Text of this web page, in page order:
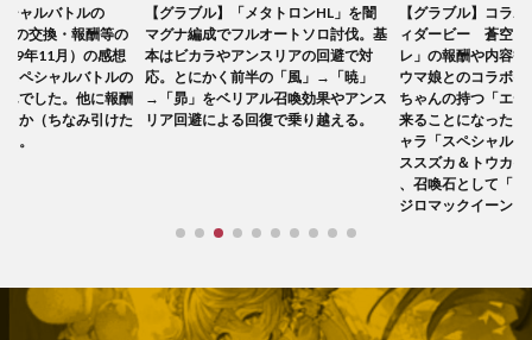
トロンHL」を闇
ートソロ討伐。基
リアの回避で対
の「風」→「暁」
召喚効果やアンス
で乗り越える。
【グラブル】コラボ「ウマ娘 プリテ
ィダービー 蒼空に響くファンファー
レ」の報酬や内容等にまとめ。今回は
ウマ娘とのコラボイベントで、ゴルシ
ちゃんの持つ「エデソ」によりお空へ
来ることになったウマ娘達。コラボキ
【グラブル】六竜
ィヤHL」を火マグ
したので内容につ
による絶命や「風
な敵。アンスリア
ん辺りで長期戦を
にオールド・エッ